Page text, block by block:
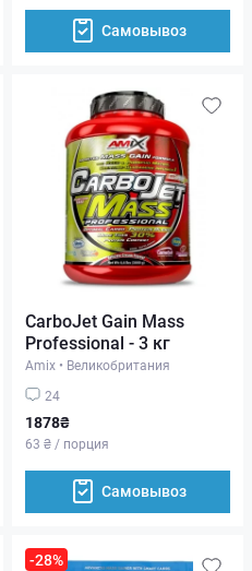
Самовывоз
CarboJet Gain Mass
Professional - 3 кг
Amix • Великобритания
24
1878₴
63 ₴ / порция
Самовывоз
-28%